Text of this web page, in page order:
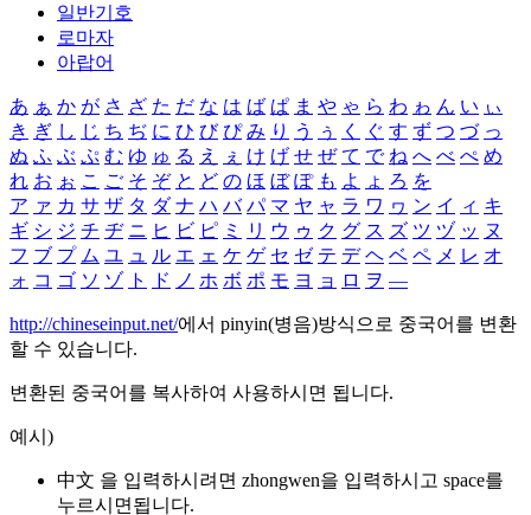
일반기호
로마자
아랍어
あ ぁ か が さ ざ た だ な は ば ぱ ま や ゃ ら わ ゎ ん い ぃ
き ぎ し じ ち ぢ に ひ び ぴ み り う ぅ く ぐ す ず つ づ っ
ぬ ふ ぶ ぷ む ゆ ゅ る え ぇ け げ せ ぜ て で ね へ べ ぺ め
れ お ぉ こ ご そ ぞ と ど の ほ ぼ ぽ も よ ょ ろ を
ア ァ カ サ ザ タ ダ ナ ハ バ パ マ ヤ ャ ラ ワ ヮ ン イ ィ キ
ギ シ ジ チ ヂ ニ ヒ ビ ピ ミ リ ウ ゥ ク グ ス ズ ツ ヅ ッ ヌ
フ ブ プ ム ユ ュ ル エ ェ ケ ゲ セ ゼ テ デ ヘ ベ ペ メ レ オ
ォ コ ゴ ソ ゾ ト ド ノ ホ ボ ポ モ ヨ ョ ロ ヲ ―
http://chineseinput.net/에서 pinyin(병음)방식으로 중국어를 변환
할 수 있습니다.
변환된 중국어를 복사하여 사용하시면 됩니다.
예시)
中文 을 입력하시려면 zhongwen을 입력하시고 space를
누르시면됩니다.